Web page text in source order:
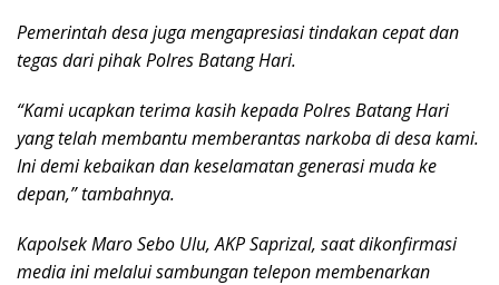
Pemerintah desa juga mengapresiasi tindakan cepat dan
tegas dari pihak Polres Batang Hari.
“Kami ucapkan terima kasih kepada Polres Batang Hari
yang telah membantu memberantas narkoba di desa kami.
Ini demi kebaikan dan keselamatan generasi muda ke
depan,” tambahnya.
Kapolsek Maro Sebo Ulu, AKP Saprizal, saat dikonfirmasi
media ini melalui sambungan telepon membenarkan